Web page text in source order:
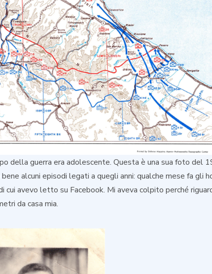
della guerra era adolescente. Questa è una sua foto del
alcuni episodi legati a quegli anni: qualche mese fa gli
cui avevo letto su Facebook. Mi aveva colpito perché
da casa mia.